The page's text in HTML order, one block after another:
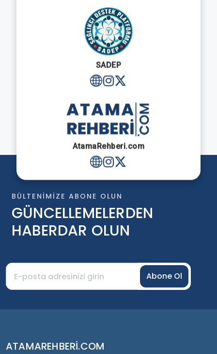
SADEP
AtamaRehberi.com
BÜLTENIMIZE ABONE OLUN
GÜNCELLEMELERDEN
HABERDAR OLUN
Abone Ol
ATAMAREHBERI.COM